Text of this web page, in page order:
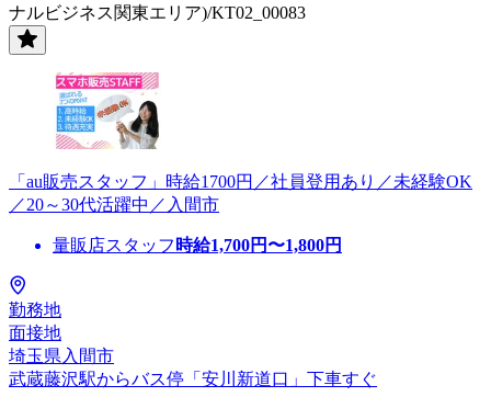
ナルビジネス関東エリア)/KT02_00083
「au販売スタッフ」時給1700円／社員登用あり／未経験OK
／20～30代活躍中／入間市
量販店スタッフ 時給1,700円〜1,800円
勤務地
面接地
埼玉県入間市
武蔵藤沢駅からバス停「安川新道口」下車すぐ